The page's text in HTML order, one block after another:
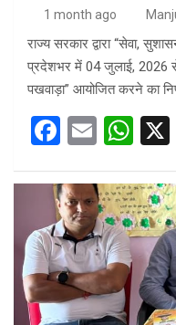
1 month ago
राज्य सरकार द्वारा “सेवा,
प्रदेशभर में 04 जुलाई, 2026
पखवाड़ा” आयोजित करने का
F
ce
b
o
o
k
E
ail
W
at
s
A
p
p